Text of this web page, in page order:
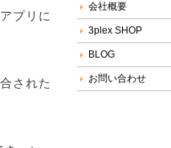
会社概要
3plex SHOP
BLOG
お問い合わせ
プリに
された